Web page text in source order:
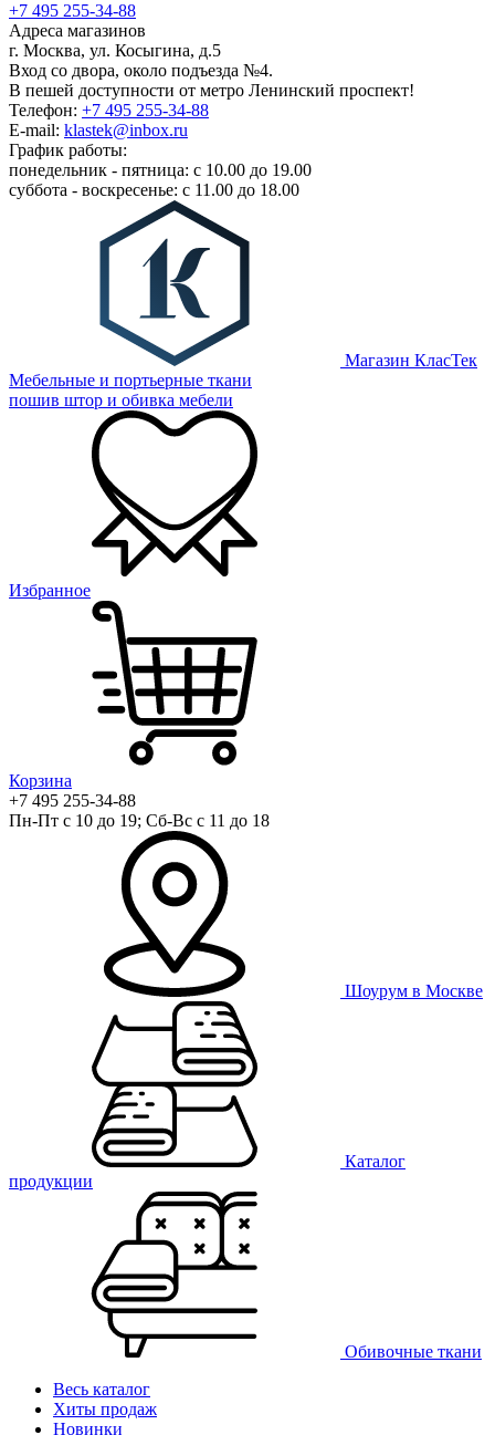
+7 495 255-34-88
Адреса магазинов
г. Москва, ул. Косыгина, д.5
Вход со двора, около подъезда №4.
В пешей доступности от метро Ленинский проспект!
Телефон: +7 495 255-34-88
E-mail: klastek@inbox.ru
График работы:
понедельник - пятница: с 10.00 до 19.00
суббота - воскресенье: с 11.00 до 18.00
Магазин КласТек
Мебельные и портьерные ткани
пошив штор и обивка мебели
Избранное
Корзина
+7 495 255-34-88
Пн-Пт с 10 до 19; Сб-Вс с 11 до 18
Шоурум в Москве
Каталог
продукции
Обивочные ткани
Весь каталог
Хиты продаж
Новинки